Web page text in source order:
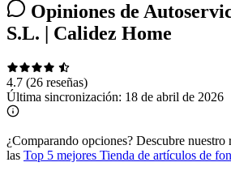
Opiniones de
S.L. | Calidez Home
4.7 (26 reseñas)
Última sincronización: 18 de abril de 2026
¿Comparando opciones? Descubre nuestro
las Top 5 mejores Tienda de artículos de